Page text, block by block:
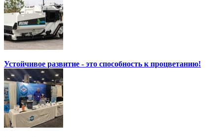
Устойчивое развитие - это способность к процветанию!